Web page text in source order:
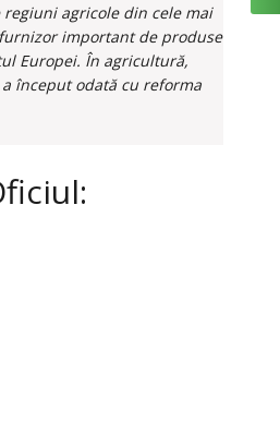
agricole din cele mai
important de produse
Europei. În agricultură,
început odată cu reforma